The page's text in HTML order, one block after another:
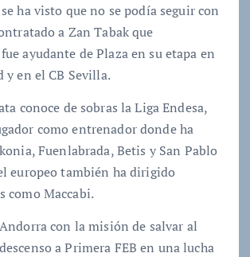
ha visto que no se podía seguir con
a Zan Tabak que
ayudante de Plaza en su etapa en
y en el CB Sevilla.
conoce de sobras la Liga Endesa,
como entrenador donde ha
Fuenlabrada, Betis y San Pablo
europeo también ha dirigido
como Maccabi.
con la misión de salvar al
a Primera FEB en una lucha